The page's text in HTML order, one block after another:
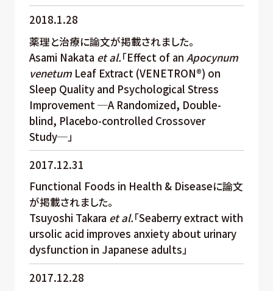
2018.1.28
薬理と治療に論文が掲載されました。
Asami Nakata et al.「Effect of an Apocynum
venetumLeaf Extract (VENETRON®) on
Sleep Quality and Psychological Stress
Improvement ─A Randomized, Double-
blind, Placebo-controlled Crossover
Study─」
2017.12.31
Functional Foods in Health & Diseaseに論文
が掲載されました。
Tsuyoshi Takara et al.「Seaberry extract with
ursolic acid improves anxiety about urinary
dysfunction in Japanese adults」
2017.12.28